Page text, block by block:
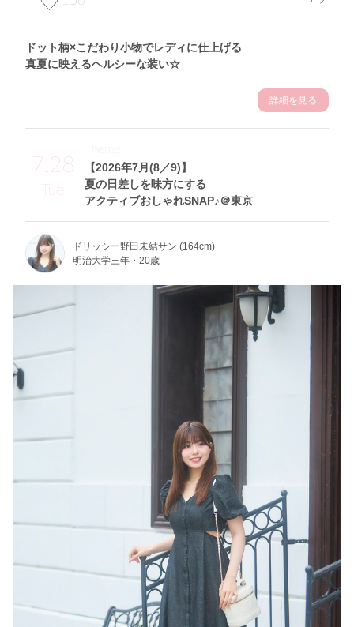
ドット柄×こだわり小物でレディに仕上げる
真夏に映えるヘルシーな装い☆
詳細を見る
7.28
Tue
【2026年7月(8／9)】
夏の日差しを味方にする
アクティブおしゃれSNAP♪＠東京
Theme
ドリッシー野田未結サン (164cm)
明治大学三年・20歳